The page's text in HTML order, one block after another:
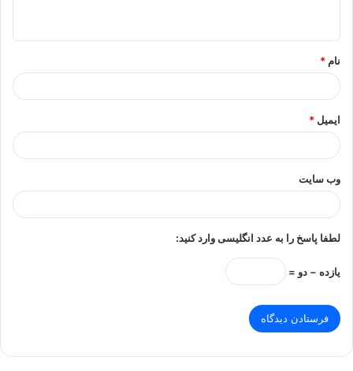
*
نام *
ایمیل *
وب‌ سایت
لطفا پاسخ را به عدد انگلیسی وارد کنید:
یازده − دو =